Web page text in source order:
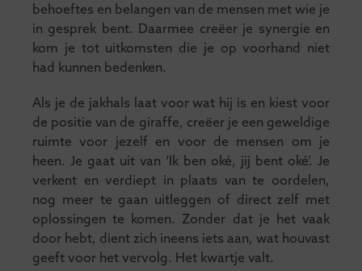
behoeftes en belangen van de mensen met wie je
in gesprek bent. Daarmee creëer je synergie en
kom je tot uitkomsten die je op voorhand niet
had kunnen bedenken.
Als je de jakhals laat voor wat hij is en kiest voor
de positie van de giraffe, creëer je een geweldige
ruimte voor jezelf en voor de mensen om je
heen. Je gaat uit van ‘Ik ben oké, jij bent oké’. Je
verkent en verdiept in plaats van te oordelen,
nog meer te gaan uitleggen of direct zelf met
oplossingen te komen. Zonder dat je het vaak
door hebt, dient zich ineens iets aan, wat houvast
geeft voor het vervolg. Het kwartje valt.